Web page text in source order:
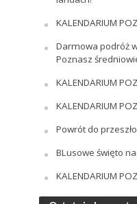
KALENDARIUM
Darmowa podróż
Poznasz
KALENDARIUM
KALENDARIUM
Powrót do
BLusowe święto
KALENDARIUM